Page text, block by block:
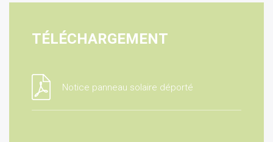
TÉLÉCHARGEMENT
Notice panneau solaire déporté